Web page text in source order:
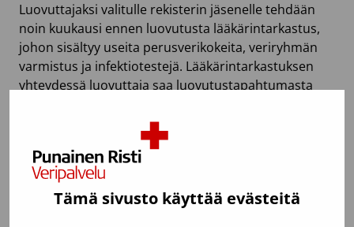
Tämä sivusto käyttää evästeitä
Luovuttajaksi valitulle rekisterin jäsenelle tehdään
noin kuukausi ennen luovutusta lääkärintarkastus,
johon sisältyy useita perusverikokeita, veriryhmän
varmistus ja infektiotestejä. Lääkärintarkastuksen
yhteydessä luovuttaja saa luovutustapahtumasta
Luovuttaminen on vapaaehtoista
Luovuttaminen on täysin vapaaehtoista, ja siitä saa